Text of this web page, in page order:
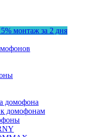
монтаж за 2 дня
домофона
домофонам